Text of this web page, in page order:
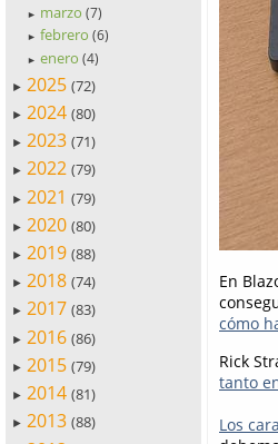
► marzo (7)
► febrero (6)
► enero (4)
► 2025 (72)
► 2024 (80)
► 2023 (71)
► 2022 (79)
► 2021 (79)
► 2020 (80)
► 2019 (88)
► 2018 (74)
► 2017 (83)
► 2016 (86)
► 2015 (79)
► 2014 (81)
► 2013 (88)
En
cómo
Rick
tanto
Los